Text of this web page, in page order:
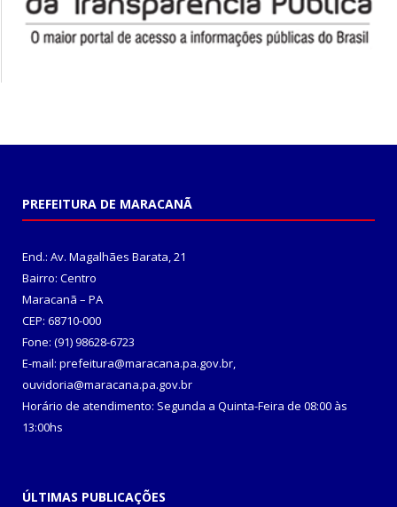
PREFEITURA DE MARACANÃ
End.: Av. Magalhães Barata, 21
Bairro: Centro
Maracanã – PA
CEP: 68710-000
Fone: (91) 98628-6723
E-mail: prefeitura@maracana.pa.gov.br,
ouvidoria@maracana.pa.gov.br
Horário de atendimento: Segunda a Quinta-Feira de 08:00 às
13:00hs
ÚLTIMAS PUBLICAÇÕES